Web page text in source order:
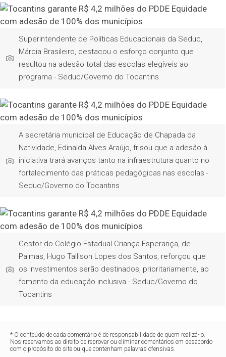
Superintendente de Políticas Educacionais da Seduc,
Márcia Brasileiro, destacou o esforço conjunto que
resultou na adesão total das escolas elegíveis ao
programa - Seduc/Governo do Tocantins
A secretária municipal de Educação de Chapada da
Natividade, Edinalda Alves Araújo, frisou que a adesão à
iniciativa trará avanços tanto na infraestrutura quanto no
fortalecimento das práticas pedagógicas nas escolas -
Seduc/Governo do Tocantins
Gestor do Colégio Estadual Criança Esperança, de
Palmas, Hugo Tallison Lopes dos Santos, reforçou que
os investimentos serão destinados, prioritariamente, ao
fomento da educação inclusiva - Seduc/Governo do
Tocantins
* O conteúdo de cada comentário é de responsabilidade de quem realizá-lo.
Nos reservamos ao direito de reprovar ou eliminar comentários em desacordo
com o propósito do site ou que contenham palavras ofensivas.